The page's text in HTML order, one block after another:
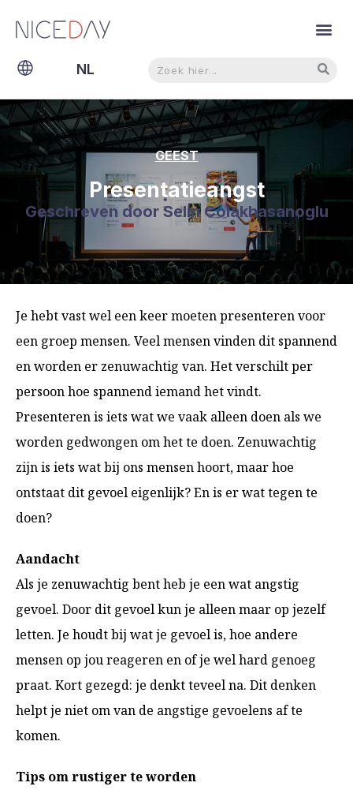
NL
EN
GEEST
Presentatieangst
Geschreven doorSelin Colakhasanoglu
Je hebt vast wel een keer moeten presenteren voor
een groep mensen. Veel mensen vinden dit spannend
en worden er zenuwachtig van. Het verschilt per
persoon hoe spannend iemand het vindt.
Presenteren is iets wat we vaak alleen doen als we
worden gedwongen om het te doen. Zenuwachtig
zijn is iets wat bij ons mensen hoort, maar hoe
ontstaat dit gevoel eigenlijk? En is er wat tegen te
doen?
Aandacht
Als je zenuwachtig bent heb je een wat angstig
gevoel. Door dit gevoel kun je alleen maar op jezelf
letten. Je houdt bij wat je gevoel is, hoe andere
mensen op jou reageren en of je wel hard genoeg
praat. Kort gezegd: je denkt teveel na. Dit denken
helpt je niet om van de angstige gevoelens af te
komen.
Tips om rustiger te worden